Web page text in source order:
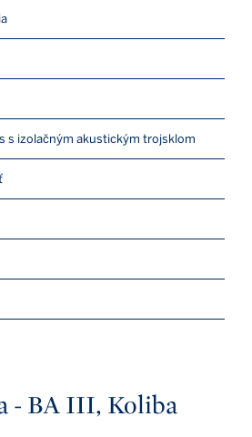
s izolačným akustickým trojsklom
- BA III, Koliba